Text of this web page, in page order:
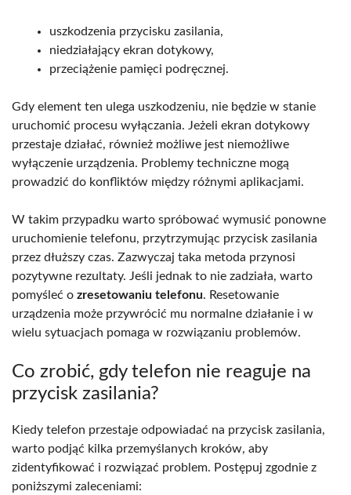
uszkodzenia przycisku zasilania,
niedziałający ekran dotykowy,
przeciążenie pamięci podręcznej.
Gdy element ten ulega uszkodzeniu, nie będzie w stanie
uruchomić procesu wyłączania. Jeżeli ekran dotykowy
przestaje działać, również możliwe jest niemożliwe
wyłączenie urządzenia. Problemy techniczne mogą
prowadzić do konfliktów między różnymi aplikacjami.
W takim przypadku warto spróbować wymusić ponowne
uruchomienie telefonu, przytrzymując przycisk zasilania
przez dłuższy czas. Zazwyczaj taka metoda przynosi
pozytywne rezultaty. Jeśli jednak to nie zadziała, warto
pomyśleć o zresetowaniu telefonu. Resetowanie
urządzenia może przywrócić mu normalne działanie i w
wielu sytuacjach pomaga w rozwiązaniu problemów.
Co zrobić, gdy telefon nie reaguje na
przycisk zasilania?
Kiedy telefon przestaje odpowiadać na przycisk zasilania,
warto podjąć kilka przemyślanych kroków, aby
zidentyfikować i rozwiązać problem. Postępuj zgodnie z
poniższymi zaleceniami: